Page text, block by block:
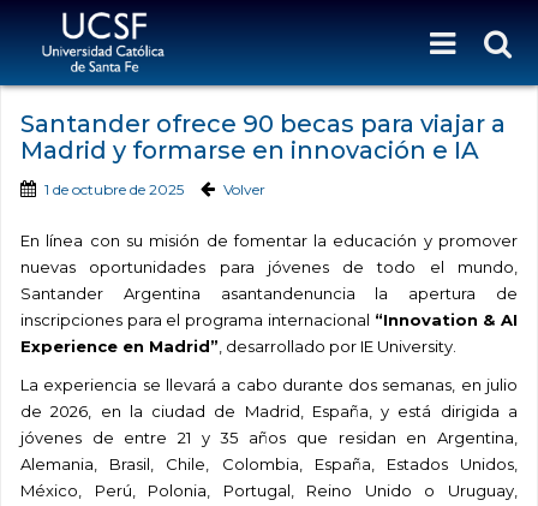
Santander ofrece 90 becas para viajar a
Madrid y formarse en innovación e IA
1 de octubre de 2025 Volver
En línea con su misión de fomentar la educación y promover
nuevas oportunidades para jóvenes de todo el mundo,
Santander Argentina asantandenuncia la apertura de
inscripciones para el programa internacional “Innovation & AI
Experience en Madrid” , desarrollado por IE University.
La experiencia se llevará a cabo durante dos semanas, en julio
de 2026, en la ciudad de Madrid, España, y está dirigida a
jóvenes de entre 21 y 35 años que residan en Argentina,
Alemania, Brasil, Chile, Colombia, España, Estados Unidos,
México, Perú, Polonia, Portugal, Reino Unido o Uruguay,